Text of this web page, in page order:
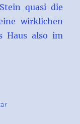
quasi die
wirklichen
Haus also im
zu